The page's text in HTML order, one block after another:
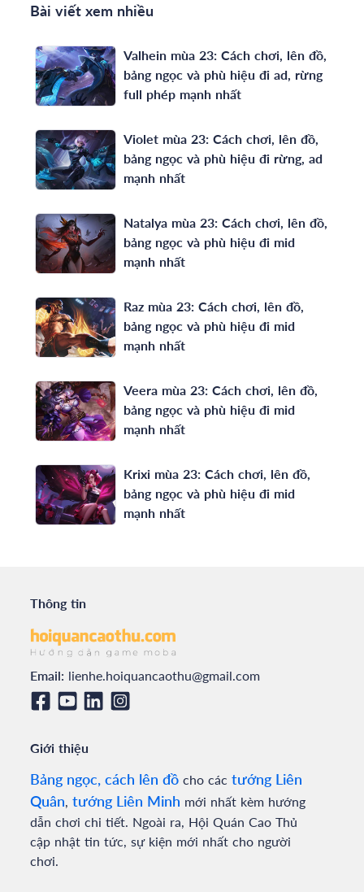
Bài viết xem nhiều
Valhein mùa 23: Cách chơi, lên đồ,
bảng ngọc và phù hiệu đi ad, rừng
full phép mạnh nhất
Violet mùa 23: Cách chơi, lên đồ,
bảng ngọc và phù hiệu đi rừng, ad
mạnh nhất
Natalya mùa 23: Cách chơi, lên đồ,
bảng ngọc và phù hiệu đi mid
mạnh nhất
Raz mùa 23: Cách chơi, lên đồ,
bảng ngọc và phù hiệu đi mid
mạnh nhất
Veera mùa 23: Cách chơi, lên đồ,
bảng ngọc và phù hiệu đi mid
mạnh nhất
Krixi mùa 23: Cách chơi, lên đồ,
bảng ngọc và phù hiệu đi mid
mạnh nhất
Thông tin
Email: lienhe.hoiquancaothu@gmail.com
Giới thiệu
Bảng ngọc, cách lên đồ cho các tướng Liên
Quân tướng Liên Minh mới nhất kèm hướng
dẫn chơi chi tiết. Ngoài ra, Hội Quán Cao Thủ
cập nhật tin tức, sự kiện mới nhất cho người
chơi.